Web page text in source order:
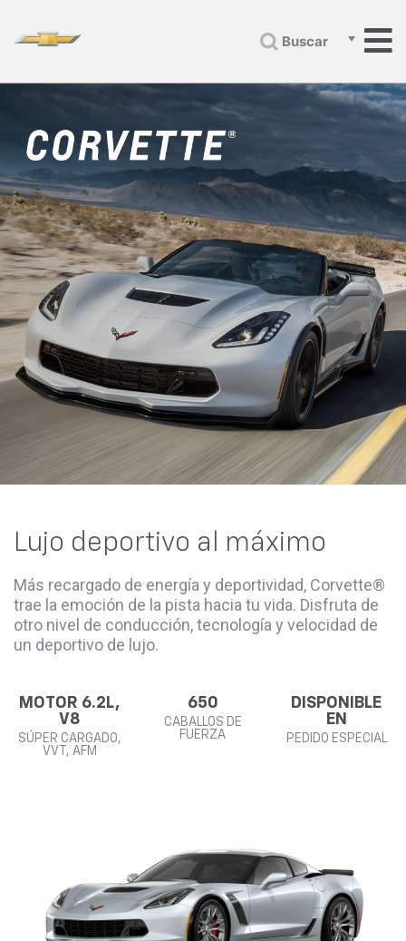
Buscar
Lujo deportivo al máximo
Más recargado de energía y deportividad, Corvette®
trae la emoción de la pista hacia tu vida. Disfruta de
otro nivel de conducción, tecnología y velocidad de
un deportivo de lujo.
MOTOR 6.2L,
V8
SÚPER CARGADO,
VVT, AFM
650
CABALLOS DE
FUERZA
DISPONIBLE
EN
PEDIDO ESPECIAL